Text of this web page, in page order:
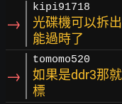
→
kipi91718
光碟機可以拆
能過時了
→
tomomo520
如果是ddr3那
標